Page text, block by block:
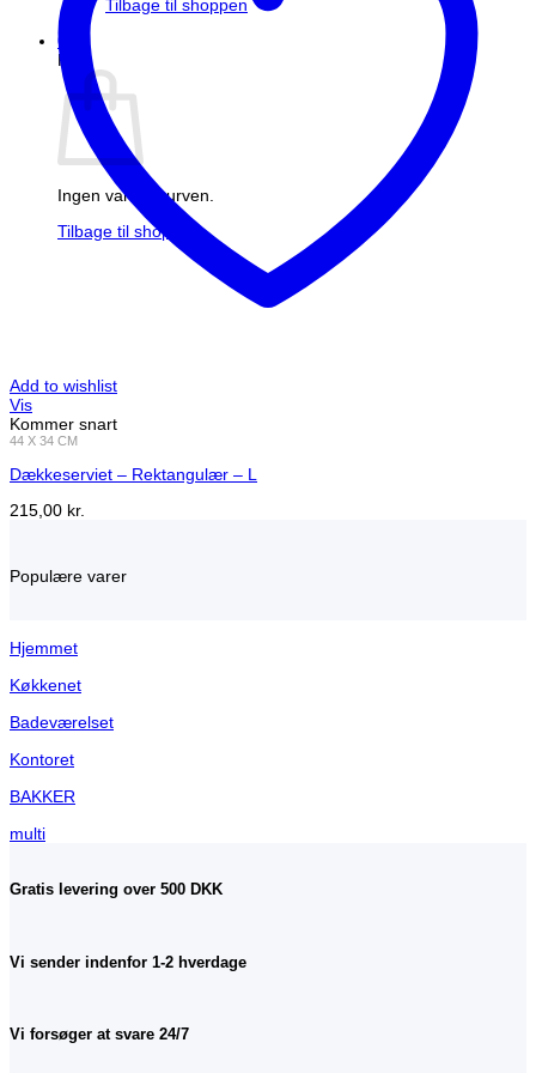
Tilbage til shoppen
0
Kurv
Ingen varer i kurven.
Tilbage til shoppen
Add to wishlist
Vis
Kommer snart
44 X 34 CM
Dækkeserviet – Rektangulær – L
215,00 kr.
Populære varer
Hjemmet
Køkkenet
Badeværelset
Kontoret
BAKKER
multi
Gratis levering over 500 DKK
Vi sender indenfor 1-2 hverdage
Vi forsøger at svare 24/7